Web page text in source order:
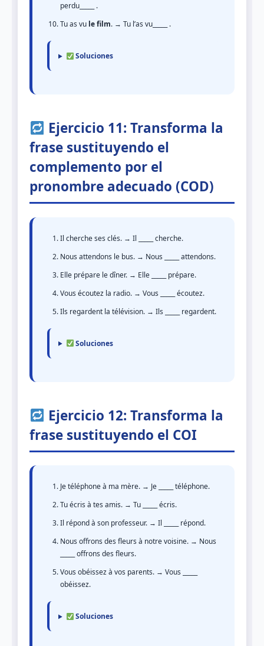
perdu_____ .
Tu as vu le film. → Tu l’as vu_____ .
Soluciones
Ejercicio 11: Transforma la
frase sustituyendo el
complemento por el
pronombre adecuado (COD)
Il cherche ses clés. → Il _____ cherche.
Nous attendons le bus. → Nous _____ attendons.
Elle prépare le dîner. → Elle _____ prépare.
Vous écoutez la radio. → Vous _____ écoutez.
Ils regardent la télévision. → Ils _____ regardent.
Soluciones
Ejercicio 12: Transforma la
frase sustituyendo el COI
Je téléphone à ma mère. → Je _____ téléphone.
Tu écris à tes amis. → Tu _____ écris.
Il répond à son professeur. → Il _____ répond.
Nous offrons des fleurs à notre voisine. → Nous
_____ offrons des fleurs.
Vous obéissez à vos parents. → Vous _____
obéissez.
Soluciones